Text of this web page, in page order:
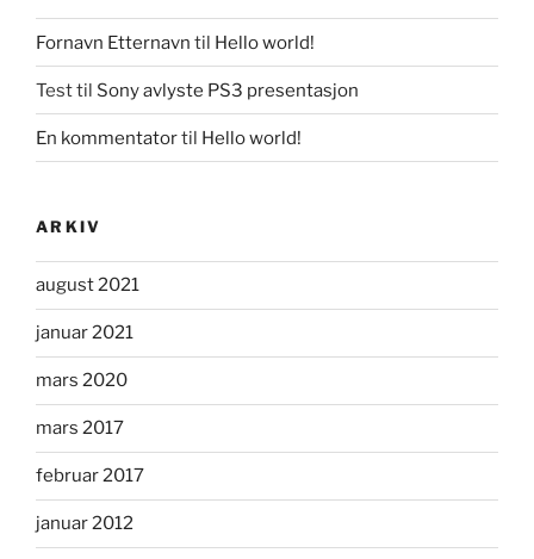
Fornavn Etternavn til Hello world!
Testtil Sony avlyste PS3 presentasjon
En kommentatortil Hello world!
ARKIV
august 2021
januar 2021
mars 2020
mars 2017
februar 2017
januar 2012